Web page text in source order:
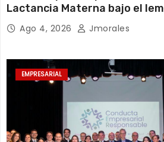
Lactancia Materna bajo el
sostenible en cualquier
Ago 4, 2026 Jmorales
EMPRESARIAL